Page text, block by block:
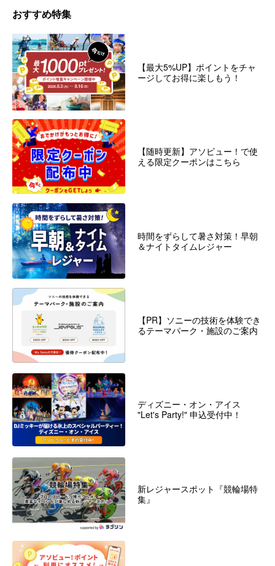
おすすめ特集
【最大5%UP】ポイントをチャ
ージしてお得に楽しもう！
【随時更新】アソビュー！で使
える限定クーポンはこちら
時間をずらして暑さ対策！早朝
＆ナイトタイムレジャー
【PR】ソニーの技術を体験でき
るテーマパーク・施設のご案内
ディズニー・オン・アイス
"Let's Party!" 申込受付中！
新レジャースポット『競輪場特
集』